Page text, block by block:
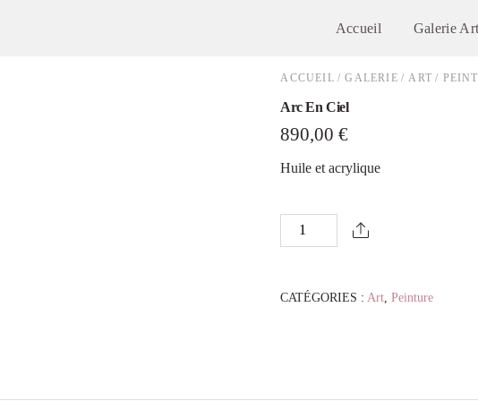
Accueil Galerie Art
ACCUEIL/GALERIE/ART /
Arc En Ciel
890,00€
Huile et acrylique
quantité
de
En
CATÉGORIES : Art ,Peinture